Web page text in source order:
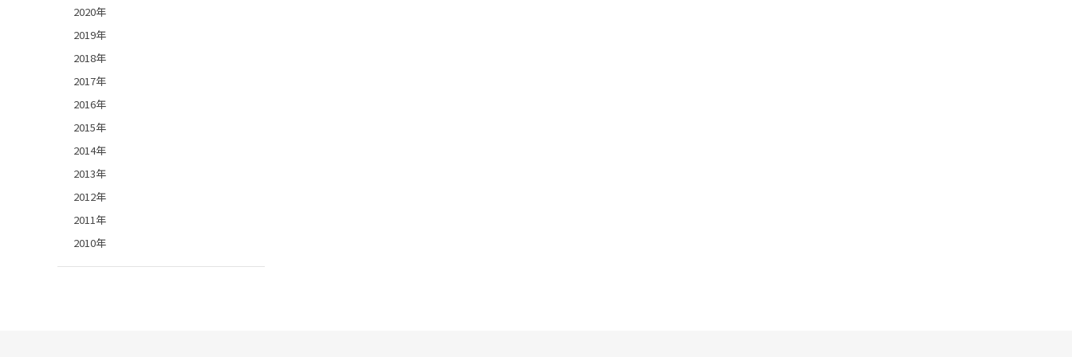
2020年
2019年
2018年
2017年
2016年
2015年
2014年
2013年
2012年
2011年
2010年